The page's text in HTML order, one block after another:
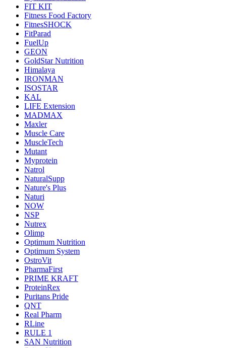
FIT KIT
Fitness Food Factory
FitnesSHOCK
FitParad
FuelUp
GEON
GoldStar Nutrition
Himalaya
IRONMAN
ISOSTAR
KAL
LIFE Extension
MADMAX
Maxler
Muscle Care
MuscleTech
Mutant
Myprotein
Natrol
NaturalSupp
Nature's Plus
Naturi
NOW
NSP
Nutrex
Olimp
Optimum Nutrition
Optimum System
OstroVit
PharmaFirst
PRIME KRAFT
ProteinRex
Puritans Pride
QNT
Real Pharm
RLine
RULE 1
SAN Nutrition